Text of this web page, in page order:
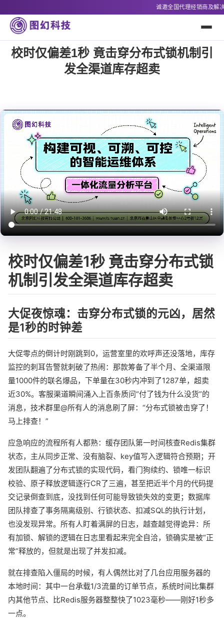
诚邀全国代理经销商及解决方案合作方，联系电话：400-101-
校时仅偏差1秒 竟击穿分布式锁机制引
发全渠道库存超卖
校时仅偏差1秒 竟击穿分布式锁
机制引发全渠道库存超卖
大促夜惊魂：击穿分布式锁的元凶，居然
是1秒的时钟差
大促零点的倒计时刚跳到0，运营室里的欢呼声还没落地，库存
监控的刺耳告警就刺破了热闹：那款筹备了半个月、全渠道限
量1000件的联名爆品，下单量在30秒内冲到了1287单，超卖
近30%。客服渠道瞬间涌入上百条质问“付了钱为什么没货”的
消息，技术群里@所有人的消息刷了屏：“分布式锁被击穿了！
马上排查！”
应急响应的流程所有人都熟：缓存团队第一时间核查Redis集群
状态，主从同步正常、没有脑裂、key值写入逻辑符合预期；开
发团队翻遍了分布式锁的实现代码，看门狗续约、锁唯一标识
校验、原子释放逻辑逐行CR了三遍，甚至把近半个月的代码提
交记录倒查到底，没找到任何可能导致锁失效的变更；数据库
团队排查了事务隔离级别、行锁状态、扣减SQL的执行计划，
也没发现异常。所有人盯着满屏的日志，越查越觉得诡异：所
有加锁、解锁的逻辑在日志里看起来完全自洽，锁确实是被“正
常”释放的，但就是出现了并发扣减。
就在排查陷入僵局的时候，有人偶然比对了几台应用服务器的
本地时间：其中一台承载1/3流量的订单节点，系统时间比集群
内其他节点、比Redis服务器整整快了1023毫秒——刚好1秒多
一点。